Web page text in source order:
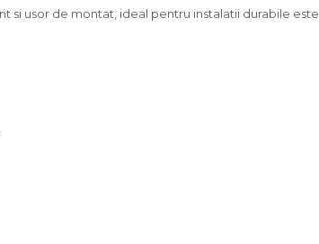
si usor de montat, ideal pentru instalatii durabile